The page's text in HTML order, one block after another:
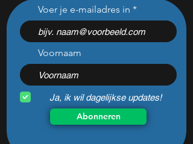
auto en 19 keer de winst:
wordt dit Chinese
techaandeel na cijfers een
koopkans?
Voer je e-mailadres in
Voornaam
Ja, ik wil dagelijkse updates!
Abonneren